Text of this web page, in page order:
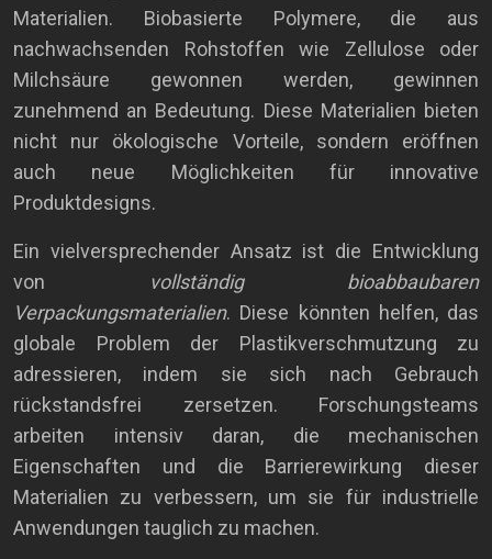
Materialien. Biobasierte Polymere, die aus
nachwachsenden Rohstoffen wie Zellulose oder
Milchsäure gewonnen werden, gewinnen
zunehmend an Bedeutung. Diese Materialien bieten
nicht nur ökologische Vorteile, sondern eröffnen
auch neue Möglichkeiten für innovative
Produktdesigns.
Ein vielversprechender Ansatz ist die Entwicklung
von
vollständig bioabbaubaren
Verpackungsmaterialien. Diese könnten helfen, das
globale Problem der Plastikverschmutzung zu
adressieren, indem sie sich nach Gebrauch
rückstandsfrei zersetzen. Forschungsteams
arbeiten intensiv daran, die mechanischen
Eigenschaften und die Barrierewirkung dieser
Materialien zu verbessern, um sie für industrielle
Anwendungen tauglich zu machen.